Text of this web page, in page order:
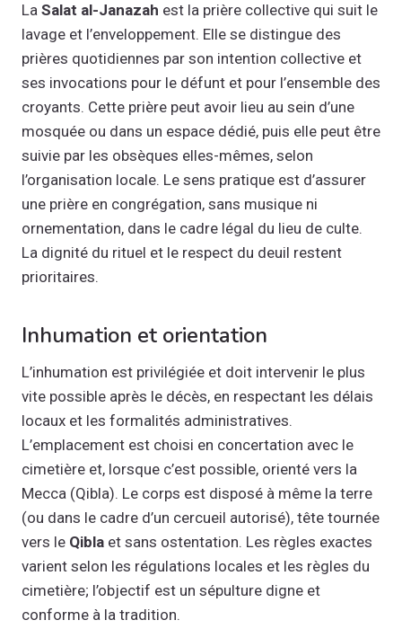
La Salat al-Janazah est la prière collective qui suit le
lavage et l’enveloppement. Elle se distingue des
prières quotidiennes par son intention collective et
ses invocations pour le défunt et pour l’ensemble des
croyants. Cette prière peut avoir lieu au sein d’une
mosquée ou dans un espace dédié, puis elle peut être
suivie par les obsèques elles-mêmes, selon
l’organisation locale. Le sens pratique est d’assurer
une prière en congrégation, sans musique ni
ornementation, dans le cadre légal du lieu de culte.
La dignité du rituel et le respect du deuil restent
prioritaires.
Inhumation et orientation
L’inhumation est privilégiée et doit intervenir le plus
vite possible après le décès, en respectant les délais
locaux et les formalités administratives.
L’emplacement est choisi en concertation avec le
cimetière et, lorsque c’est possible, orienté vers la
Mecca (Qibla). Le corps est disposé à même la terre
(ou dans le cadre d’un cercueil autorisé), tête tournée
vers le Qibla et sans ostentation. Les règles exactes
varient selon les régulations locales et les règles du
cimetière; l’objectif est un sépulture digne et
conforme à la tradition.